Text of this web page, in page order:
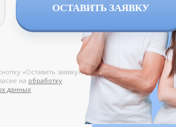
«Оставить заявку»,
на обработку
данных
ОСТАВИТЬ ЗАЯВКУ